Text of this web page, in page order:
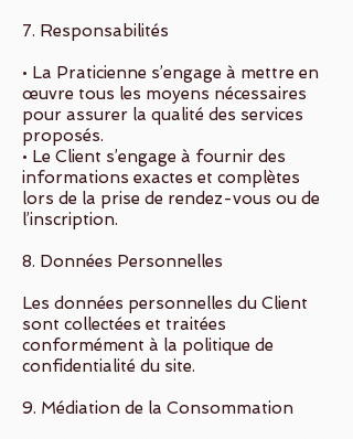
7. Responsabilités
• La Praticienne s’engage à mettre en
œuvre tous les moyens nécessaires
pour assurer la qualité des services
proposés.
• Le Client s’engage à fournir des
informations exactes et complètes
lors de la prise de rendez-vous ou de
l’inscription.
8. Données Personnelles
Les données personnelles du Client
sont collectées et traitées
conformément à la politique de
confidentialité du site.
9. Médiation de la Consommation